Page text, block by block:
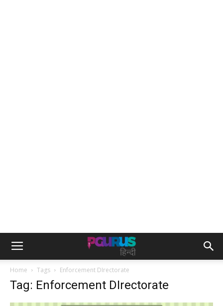
Home Tags Enforcement DIrectorate
Tag: Enforcement DIrectorate